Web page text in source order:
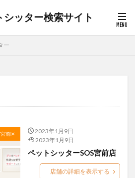
シッター検索サイト
ー
前区
2023年1月9日
2023年1月9日
ペットシッターSOS宮前店
店舗の詳細を表示する
沼田市
渋谷区
笛吹市 老犬
日高市
散歩代行
前橋市
ペットホテル